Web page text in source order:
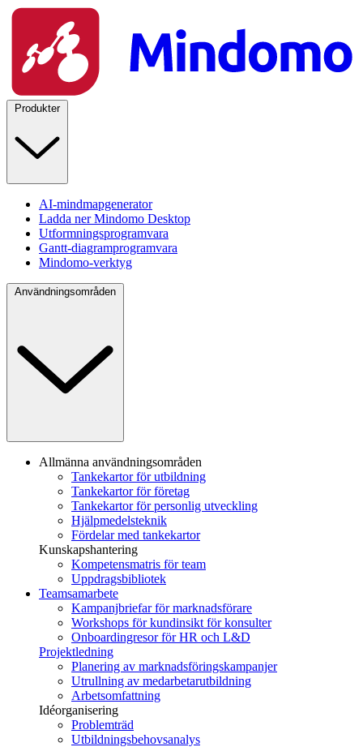
Produkter
AI-mindmapgenerator
Ladda ner Mindomo Desktop
Utformningsprogramvara
Gantt-diagramprogramvara
Mindomo-verktyg
Användningsområden
Allmänna användningsområden
Tankekartor för utbildning
Tankekartor för företag
Tankekartor för personlig utveckling
Hjälpmedelsteknik
Fördelar med tankekartor
Kunskapshantering
Kompetensmatris för team
Uppdragsbibliotek
Teamsamarbete
Kampanjbriefar för marknadsförare
Workshops för kundinsikt för konsulter
Onboardingresor för HR och L&D
Projektledning
Planering av marknadsföringskampanjer
Utrullning av medarbetarutbildning
Arbetsomfattning
Idéorganisering
Problemträd
Utbildningsbehovsanalys